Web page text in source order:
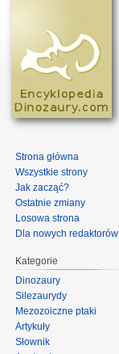
Strona główna
Wszystkie strony
Jak zacząć?
Ostatnie zmiany
Losowa strona
Dla nowych redaktorów
Kategorie
Dinozaury
Silezaurydy
Mezozoiczne ptaki
Artykuły
Słownik